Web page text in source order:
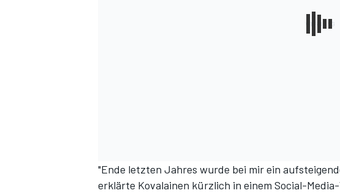
"Ende letzten Jahres wurde bei mir ein
erklärte Kovalainen kürzlich in einem Social-